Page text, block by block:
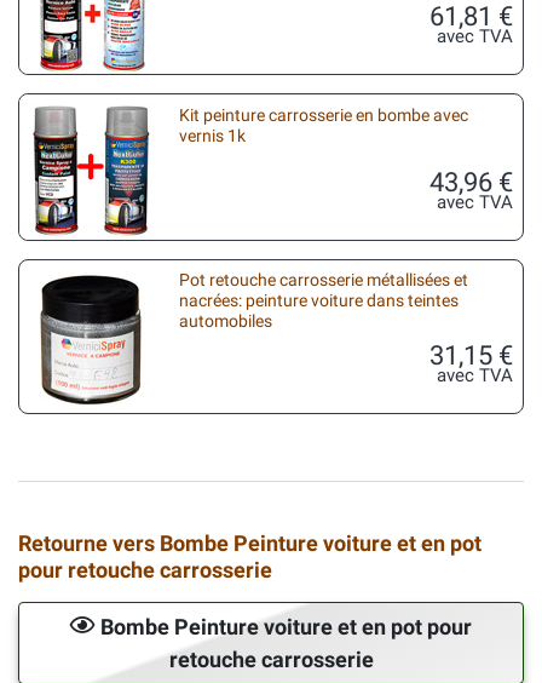
61,81 €
avec TVA
Kit peinture carrosserie en bombe avec
vernis 1k
43,96 €
avec TVA
Pot retouche carrosserie métallisées et
nacrées: peinture voiture dans teintes
automobiles
31,15 €
avec TVA
Retourne vers Bombe Peinture voiture et en pot
pour retouche carrosserie
Bombe Peinture voiture et en pot pour
retouche carrosserie